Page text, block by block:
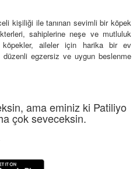
kişiliği ile tanınan sevimli bir köpek
sahiplerine neşe ve mutluluk
aileler için harika bir ev
düzenli egzersiz ve uygun beslenme
ama eminiz ki Patiliyo
çok seveceksin.